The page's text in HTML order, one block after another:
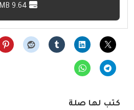
كتب لها صلة